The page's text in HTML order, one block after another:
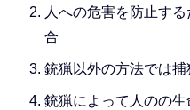
人への危害を防止す
合
銃猟以外の方法では
銃猟によって人のの